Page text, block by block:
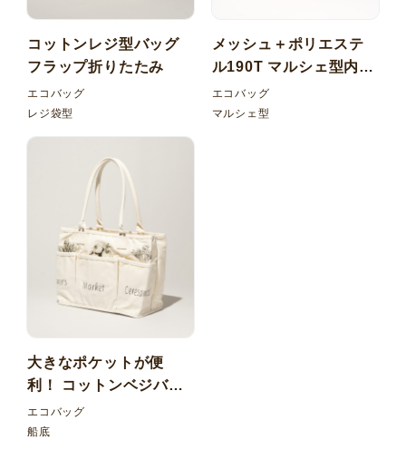
コットンレジ型バッグ
フラップ折りたたみ
エコバッグ
レジ袋型
メッシュ＋ポリエステ
ル190T マルシェ型内ポ
ケット折りたたみエコ
バッグ
エコバッグ
マルシェ型
大きなポケットが便
利！ コットンベジバッ
グ
エコバッグ
船底